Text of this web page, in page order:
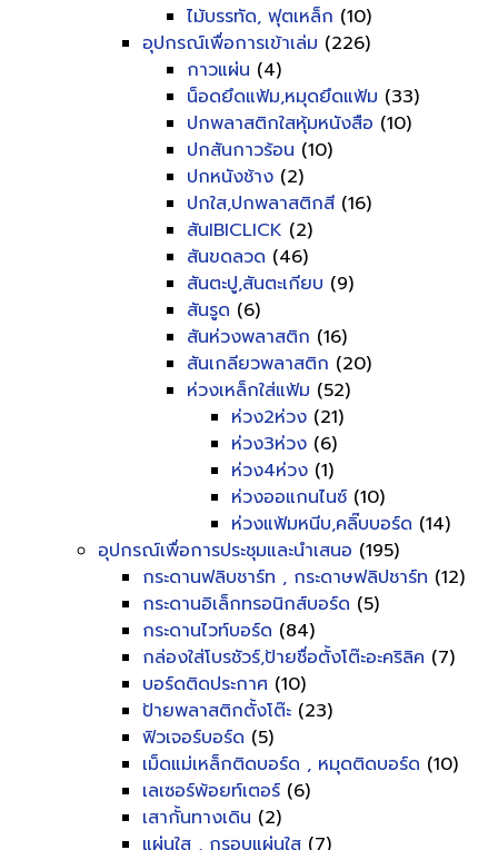
ไม้บรรทัด, ฟุตเหล็ก (10)
อุปกรณ์เพื่อการเข้าเล่ม (226)
กาวแผ่น (4)
น็อดยึดแฟ้ม,หมุดยึดแฟ้ม (33)
ปกพลาสติกใสหุ้มหนังสือ (10)
ปกสันกาวร้อน (10)
ปกหนังช้าง (2)
ปกใส,ปกพลาสติกสี (16)
สันIBICLICK (2)
สันขดลวด (46)
สันตะปู,สันตะเกียบ (9)
สันรูด (6)
สันห่วงพลาสติก (16)
สันเกลียวพลาสติก (20)
ห่วงเหล็กใส่แฟ้ม (52)
ห่วง2ห่วง (21)
ห่วง3ห่วง (6)
ห่วง4ห่วง (1)
ห่วงออแกนไนซ์ (10)
ห่วงแฟ้มหนีบ,คลิ๊บบอร์ด (14)
อุปกรณ์เพื่อการประชุมและนำเสนอ (195)
กระดานฟลิบชาร์ท , กระดาษฟลิปชาร์ท (12)
กระดานอิเล็กทรอนิกส์บอร์ด (5)
กระดานไวท์บอร์ด (84)
กล่องใส่โบรชัวร์,ป้ายชื่อตั้งโต๊ะอะคริลิค (7)
บอร์ดติดประกาศ (10)
ป้ายพลาสติกตั้งโต๊ะ (23)
ฟิวเจอร์บอร์ด (5)
เม็ดแม่เหล็กติดบอร์ด , หมุดติดบอร์ด (10)
เลเซอร์พ้อยท์เตอร์ (6)
เสากั้นทางเดิน (2)
แผ่นใส , กรอบแผ่นใส (7)